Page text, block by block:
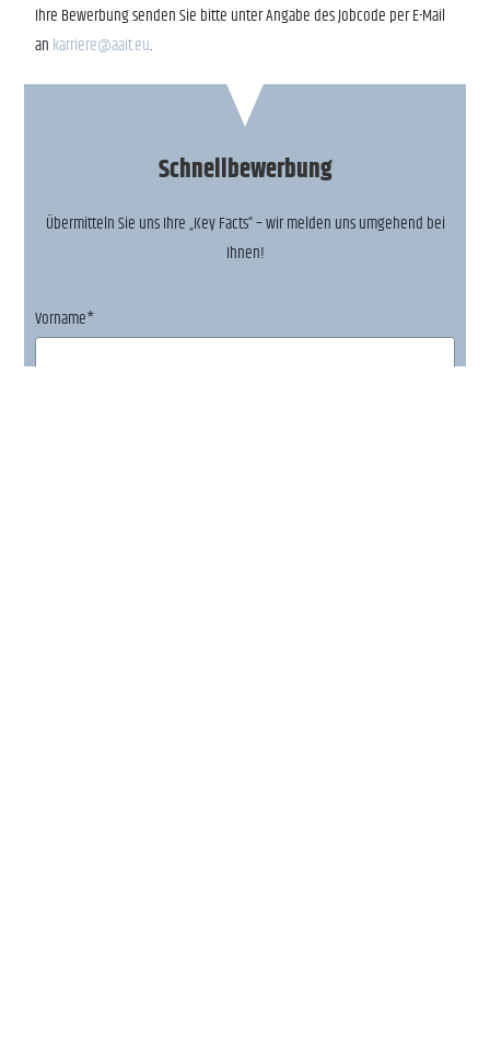
Ihre Bewerbung senden Sie bitte unter Angabe des Jobcode per E-Mail
an karriere@aait.eu.
Schnellbewerbung
Übermitteln Sie uns Ihre „Key Facts“ – wir melden uns umgehend bei
Ihnen!
Vorname*